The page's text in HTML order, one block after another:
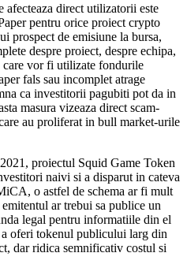
direct utilizatorii este
pentru orice proiect crypto
prospect de emisiune la bursa,
despre proiect, despre echipa,
care vor fi utilizate fondurile
fals sau incomplet atrage
ca investitorii pagubiti pot da in
masura vizeaza direct scam-
au proliferat in bull market-urile
proiectul Squid Game Token
naivi si a disparut in cateva
o astfel de schema ar fi mult
ar trebui sa publice un
legal pentru informatiile din el
oferi tokenul publicului larg din
dar ridica semnificativ costul si